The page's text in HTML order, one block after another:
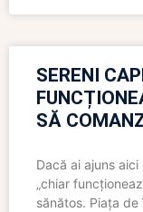
SERENI
SĂ
Dacă ai ajuns aici
„chiar
sănătos. Piața